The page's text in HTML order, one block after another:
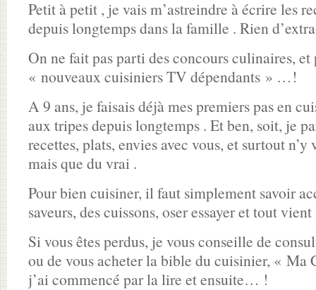
Petit à petit , je vais m’astreindre à écrire les
depuis longtemps dans la famille . Rien
On ne fait pas parti des concours culinaires, et
« nouveaux cuisiniers TV dépendants » …!
A 9 ans, je faisais déjà mes premiers pas en
aux tripes depuis longtemps . Et ben, soit, je
recettes, plats, envies avec vous, et surtout
mais que du vrai .
Pour bien cuisiner, il faut simplement savoir
saveurs, des cuissons, oser essayer et tout
Si vous êtes perdus, je vous conseille de
ou de vous acheter la bible du cuisinier, « Ma
j’ai commencé par la lire et ensuite… !